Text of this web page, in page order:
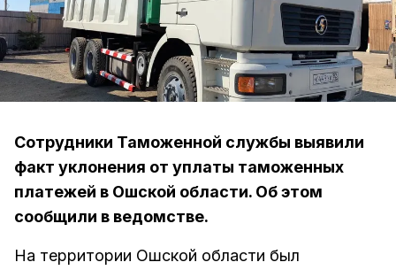
Сотрудники Таможенной службы выявили
факт уклонения от уплаты таможенных
платежей в Ошской области. Об этом
сообщили в ведомстве.
На территории Ошской области был